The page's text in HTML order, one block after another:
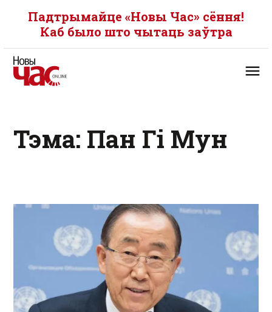
Падтрымайце «Новы Час» сёння!
Каб было што чытаць заўтра
Тэма: Пан Гі Мун